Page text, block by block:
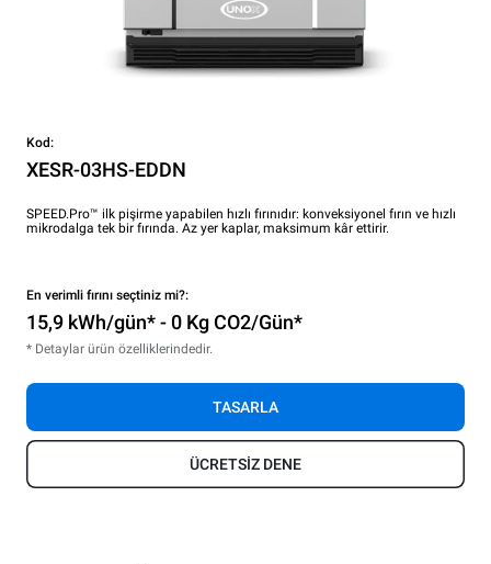
Kod:
XESR-03HS-EDDN
SPEED.Pro™ ilk pişirme yapabilen hızlı fırınıdır: konveksiyonel fırın ve hızlı
mikrodalga tek bir fırında. Az yer kaplar, maksimum kâr ettirir.
En verimli fırını seçtiniz mi?:
15,9 kWh/gün* - 0 Kg CO2/Gün*
* Detaylar ürün özelliklerindedir.
TASARLA
ÜCRETSİZ DENE